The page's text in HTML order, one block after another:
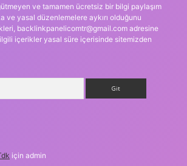
ve tamamen ücretsiz bir bilgi paylaşım
ve yasal düzenlemelere aykırı olduğunu
backlinkpanelicomtr@gmail.com adresine
içerikler yasal süre içerisinde sitemizden
için admin